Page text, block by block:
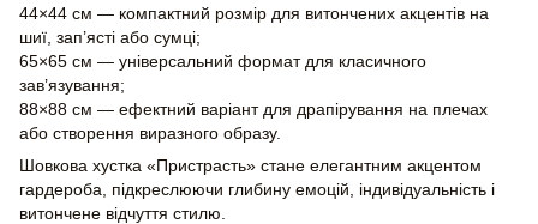
44×44 см — компактний розмір для витончених акцентів на
шиї, зап’ясті або сумці;
65×65 см — універсальний формат для класичного
зав’язування;
88×88 см — ефектний варіант для драпірування на плечах
або створення виразного образу.
Шовкова хустка «Пристрасть» стане елегантним акцентом
гардероба, підкреслюючи глибину емоцій, індивідуальність і
витончене відчуття стилю.